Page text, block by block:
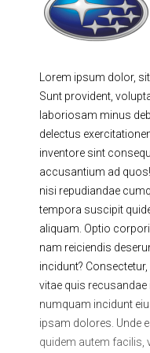
Ходовая часть
Запчасти
Тормозная система
Lorem ipsum dolor,
Sunt provident,
laboriosam minus
delectus
inventore sint
accusantium ad
nisi repudiandae
tempora suscipit
aliquam. Optio
nam reiciendis
incidunt?
vitae quis
numquam incidunt
ipsam dolores. Unde
quidem autem facilis,